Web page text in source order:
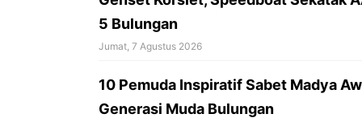
5 Bulungan
Jumat, 7 Agustus 2026
10 Pemuda Inspiratif Sabet Madya
Generasi Muda Bulungan